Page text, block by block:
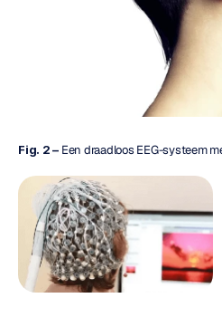
Fig. 2 – Een draadloos EEG-systeem